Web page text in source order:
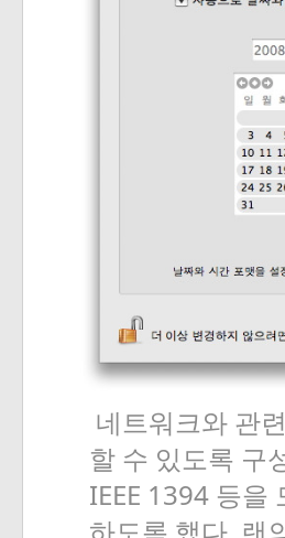
네트워크와 관
할 수 있도록 구
IEEE 1394 등을
하도록 했다 랜의